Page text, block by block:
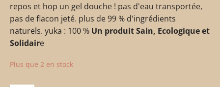
repos et hop un gel douche ! pas d'eau transportée,
pas de flacon jeté. plus de 99 % d'ingrédients
naturels. yuka : 100 % Un produit Sain, Ecologique et
Solidaire
Plus que 2 en stock